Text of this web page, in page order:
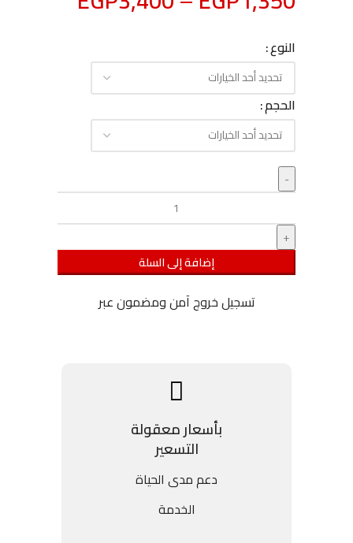
النوع
الحجم
إضافة إلى السلة
تسجيل خروج آمن ومضمون عبر
بأسعار معقولة
التسعير
دعم مدى الحياة
الخدمة